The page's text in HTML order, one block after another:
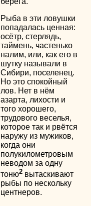
Рыба в эти ловушки
попадалась ценная:
осётр, стерлядь,
таймень, частенько
налим, или, как его в
шутку называли в
Сибири, поселенец.
Но это спокойный
лов. Нет в нём
азарта, лихости и
того хорошего,
трудового веселья,
которое так и рвётся
наружу из мужиков,
когда они
полукилометровым
неводом за одну
тоню2 вытаскивают
рыбы по нескольку
центнеров.